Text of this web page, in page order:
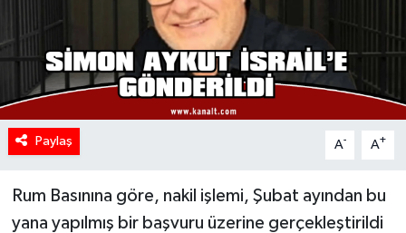
Paylaş A- A+
Rum Basınına göre, nakil işlemi, Şubat ayından bu
yana yapılmış bir başvuru üzerine gerçekleştirildi